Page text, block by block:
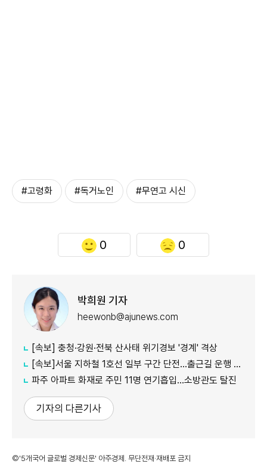
#고령화 #독거노인 #무연고 시신
0 0
박희원 기자
heewonb@ajunews.com
[속보] 충청·강원·전북 산사태 위기경보 '경계' 격상
[속보]서울 지하철 1호선 일부 구간 단전…출근길 운행 지연
파주 아파트 화재로 주민 11명 연기흡입…소방관도 탈진
기자의 다른기사
©'5개국어 글로벌 경제신문' 아주경제. 무단전재·재배포 금지